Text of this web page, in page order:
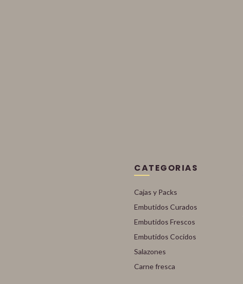
CATEGORIAS
Cajas y Packs
Embutidos Curados
Embutidos Frescos
Embutidos Cocidos
Salazones
Carne fresca